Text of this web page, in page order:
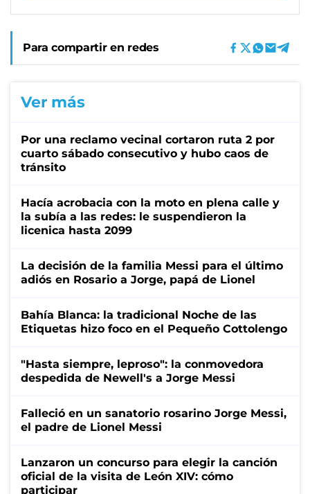
Para compartir en redes
Ver más
Por una reclamo vecinal cortaron ruta 2 por
cuarto sábado consecutivo y hubo caos de
tránsito
Hacía acrobacia con la moto en plena calle y
la subía a las redes: le suspendieron la
licenica hasta 2099
La decisión de la familia Messi para el último
adiós en Rosario a Jorge, papá de Lionel
Bahía Blanca: la tradicional Noche de las
Etiquetas hizo foco en el Pequeño Cottolengo
"Hasta siempre, leproso": la conmovedora
despedida de Newell's a Jorge Messi
Falleció en un sanatorio rosarino Jorge Messi,
el padre de Lionel Messi
Lanzaron un concurso para elegir la canción
oficial de la visita de León XIV: cómo
participar